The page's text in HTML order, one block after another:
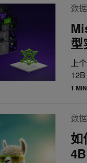
数
型
上
1
数